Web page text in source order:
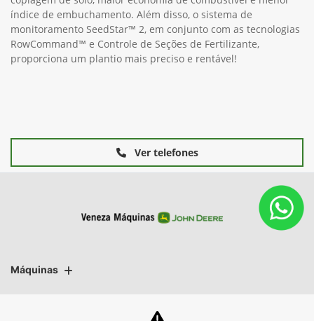
índice de embuchamento. Além disso, o sistema de
monitoramento SeedStar™ 2, em conjunto com as tecnologias
RowCommand™ e Controle de Seções de Fertilizante,
proporciona um plantio mais preciso e rentável!
Ver telefones
Máquinas